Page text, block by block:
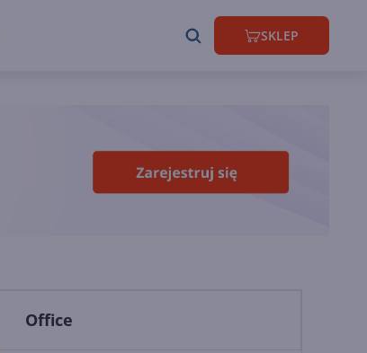
SKLEP
Office